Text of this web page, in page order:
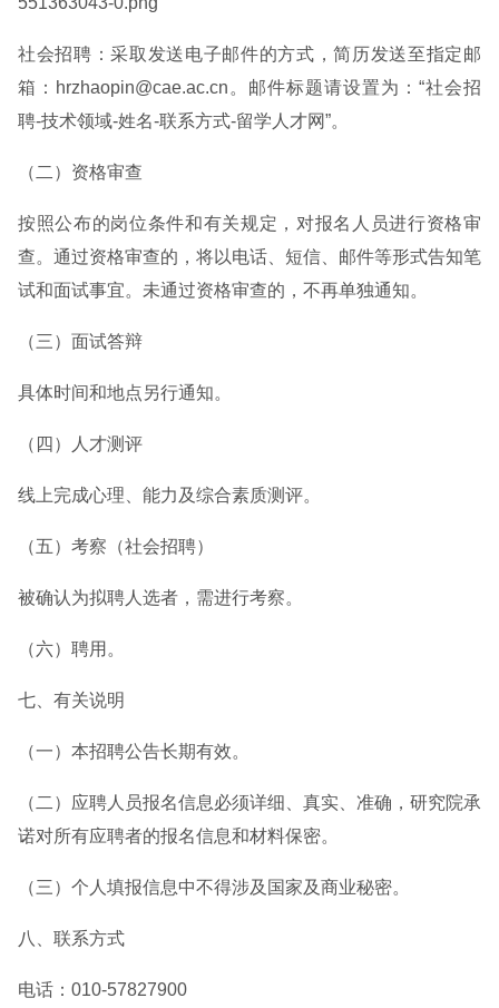
社会招聘：采取发送电子邮件的方式，简历发送至指定邮
箱：hrzhaopin@cae.ac.cn。邮件标题请设置为：“社会招
聘-技术领域-姓名-联系方式-留学人才网”。
（二）资格审查
按照公布的岗位条件和有关规定，对报名人员进行资格审
查。通过资格审查的，将以电话、短信、邮件等形式告知笔
试和面试事宜。未通过资格审查的，不再单独通知。
（三）面试答辩
具体时间和地点另行通知。
（四）人才测评
线上完成心理、能力及综合素质测评。
（五）考察（社会招聘）
被确认为拟聘人选者，需进行考察。
（六）聘用。
七、有关说明
（一）本招聘公告长期有效。
（二）应聘人员报名信息必须详细、真实、准确，研究院承
诺对所有应聘者的报名信息和材料保密。
（三）个人填报信息中不得涉及国家及商业秘密。
八、联系方式
电话：010-57827900